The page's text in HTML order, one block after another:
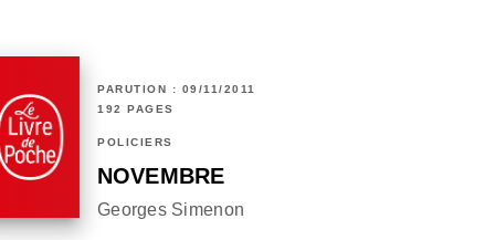
PARUTION : 09/11/2011
192 PAGES
POLICIERS
NOVEMBRE
Georges Simenon